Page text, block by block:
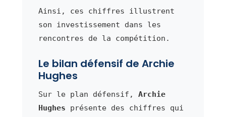
Ainsi, ces chiffres illustrent
son investissement dans les
rencontres de la compétition.
Le bilan défensif de Archie
Hughes
Sur le plan défensif, Archie
Hughes présente des chiffres qui